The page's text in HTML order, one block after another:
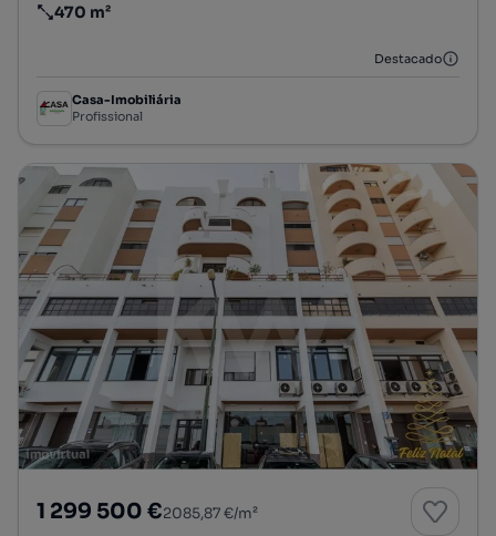
Preço por metro quadrado
470 m²
Destacado
Casa-Imobiliária
Profissional
1 299 500 €2085,87 €/m²